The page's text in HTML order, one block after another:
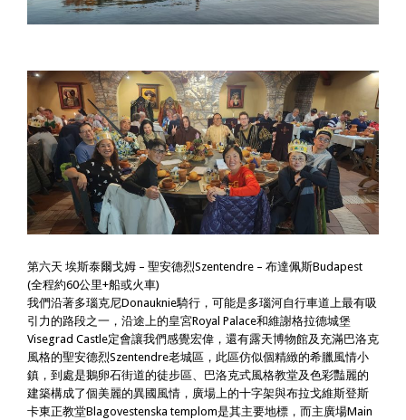
第六天 埃斯泰爾戈姆 – 聖安德烈Szentendre – 布達佩斯Budapest
(全程約60公里+船或火車)
我們沿著多瑙克尼Donauknie騎行，可能是多瑙河自行車道上最有吸
引力的路段之一，沿途上的皇宮Royal Palace和維謝格拉德城堡
Visegrad Castle定會讓我們感覺宏偉，還有露天博物館及充滿巴洛克
風格的聖安德烈Szentendre老城區，此區仿似個精緻的希臘風情小
鎮，到處是鵝卵石街道的徒步區、巴洛克式風格教堂及色彩豔麗的
建築構成了個美麗的異國風情，廣場上的十字架與布拉戈維斯登斯
卡東正教堂Blagovestenska templom是其主要地標，而主廣場Main